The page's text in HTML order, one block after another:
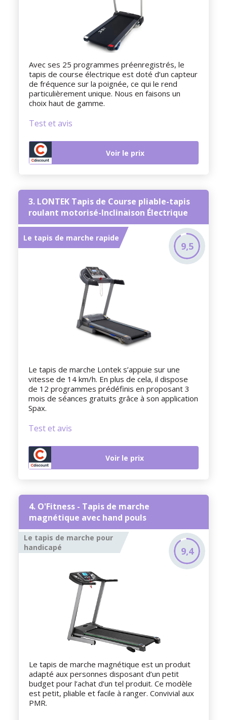
Avec ses 25 programmes préenregistrés, le
tapis de course électrique est doté d’un capteur
de fréquence sur la poignée, ce qui le rend
particulièrement unique. Nous en faisons un
choix haut de gamme.
Test et avis
Voir le prix
3. LONTEK Tapis de Course pliable-tapis
roulant motorisé-Inclinaison Électrique
Le tapis de marche rapide
9,5
Le tapis de marche Lontek s’appuie sur une
vitesse de 14 km/h. En plus de cela, il dispose
de 12 programmes prédéfinis en proposant 3
mois de séances gratuits grâce à son application
Spax.
Test et avis
Voir le prix
4. O'Fitness - Tapis de marche
magnétique avec hand pouls
Le tapis de marche pour
handicapé
9,4
Le tapis de marche magnétique est un produit
adapté aux personnes disposant d’un petit
budget pour l’achat d’un tel produit. Ce modèle
est petit, pliable et facile à ranger. Convivial aux
PMR.